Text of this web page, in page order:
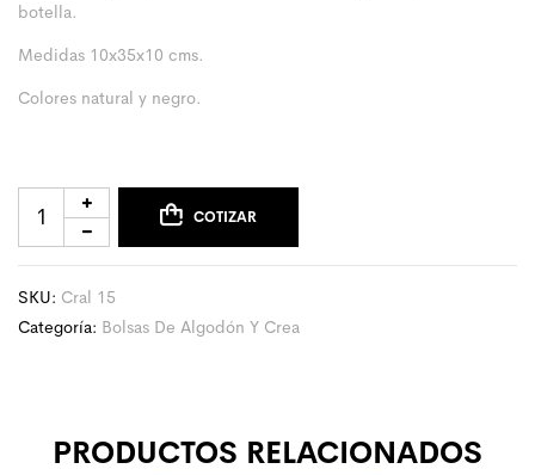
botella.
Medidas 10x35x10 cms.
Colores natural y negro.
COTIZAR
SKU: Cral 15
Categoría: Bolsas De Algodón Y Crea
PRODUCTOS RELACIONADOS